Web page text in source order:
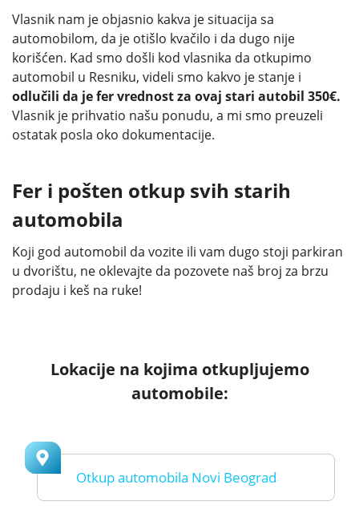
Vlasnik nam je objasnio kakva je situacija sa
automobilom, da je otišlo kvačilo i da dugo nije
korišćen. Kad smo došli kod vlasnika da otkupimo
automobil u Resniku, videli smo kakvo je stanje i
odlučili da je fer vrednost za ovaj stari autobil 350€.
Vlasnik je prihvatio našu ponudu, a mi smo preuzeli
ostatak posla oko dokumentacije.
Fer i pošten otkup svih starih
automobila
Koji god automobil da vozite ili vam dugo stoji parkiran
u dvorištu, ne oklevajte da pozovete naš broj za brzu
prodaju i keš na ruke!
Lokacije na kojima otkupljujemo
automobile:
Otkup automobila Novi Beograd